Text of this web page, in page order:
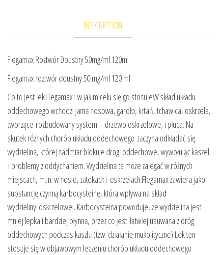
DESCRIPTION
Flegamax Roztwór Doustny 50mg/ml 120ml
Flegamax roztwór doustny 50 mg/ml 120 ml
Co to jest lek Flegamax i w jakim celu się go stosujeW skład układu
oddechowego wchodzi jama nosowa, gardło, krtań, tchawica, oskrzela,
tworzące rozbudowany system – drzewo oskrzelowe, i płuca. Na
skutek różnych chorób układu oddechowego zaczyna odkładać się
wydzielina, której nadmiar blokuje drogi oddechowe, wywołując kaszel
i problemy z oddychaniem. Wydzielina ta może zalegać w różnych
miejscach, m.in. w nosie, zatokach i oskrzelach.Flegamax zawiera jako
substancję czynną karbocysteinę, która wpływa na skład
wydzieliny oskrzelowej. Karbocysteina powoduje, że wydzielina jest
mniej lepka i bardziej płynna, przez co jest łatwiej usuwana z dróg
oddechowych podczas kaszlu (tzw. działanie mukolityczne).Lek ten
stosuje się w objawowym leczeniu chorób układu oddechowego